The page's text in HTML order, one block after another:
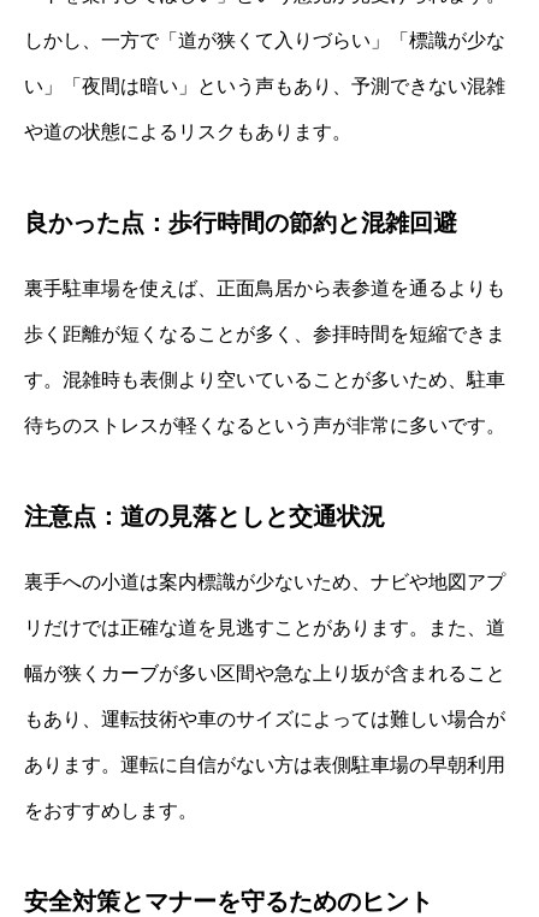
しかし、一方で「道が狭くて入りづらい」「標識が少な
い」「夜間は暗い」という声もあり、予測できない混雑
や道の状態によるリスクもあります。
良かった点：歩行時間の節約と混雑回避
裏手駐車場を使えば、正面鳥居から表参道を通るよりも
歩く距離が短くなることが多く、参拝時間を短縮できま
す。混雑時も表側より空いていることが多いため、駐車
待ちのストレスが軽くなるという声が非常に多いです。
注意点：道の見落としと交通状況
裏手への小道は案内標識が少ないため、ナビや地図アプ
リだけでは正確な道を見逃すことがあります。また、道
幅が狭くカーブが多い区間や急な上り坂が含まれること
もあり、運転技術や車のサイズによっては難しい場合が
あります。運転に自信がない方は表側駐車場の早朝利用
をおすすめします。
安全対策とマナーを守るためのヒント